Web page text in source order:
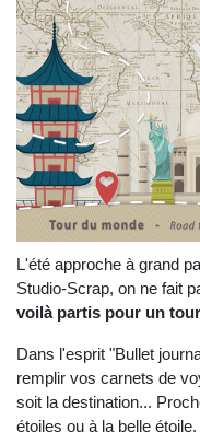
L'été approche à grand
Studio-Scrap, on ne fait
voilà partis pour un
Dans l'esprit "Bullet
remplir vos carnets de
soit la destination...
étoiles ou à la belle